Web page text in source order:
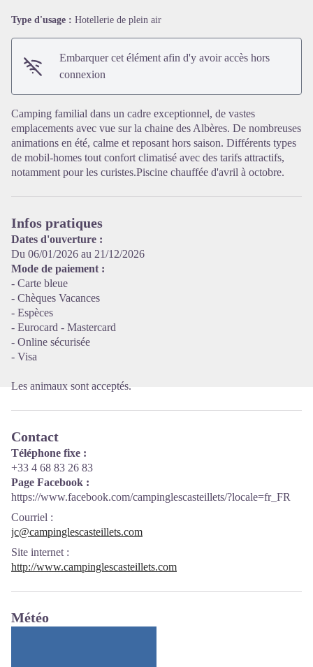
Voir l'image en plein écran
Type d'usage : Hotellerie de plein air
Embarquer cet élément afin d'y avoir accès hors
connexion
Camping familial dans un cadre exceptionnel, de vastes
emplacements avec vue sur la chaine des Albères. De nombreuses
animations en été, calme et reposant hors saison. Différents types
de mobil-homes tout confort climatisé avec des tarifs attractifs,
notamment pour les curistes.Piscine chauffée d'avril à octobre.
Infos pratiques
Dates d'ouverture :
Du 06/01/2026 au 21/12/2026
Mode de paiement :
- Carte bleue
- Chèques Vacances
- Espèces
- Eurocard - Mastercard
- Online sécurisée
- Visa
Les animaux sont acceptés.
Contact
Téléphone fixe :
+33 4 68 83 26 83
Page Facebook :
https://www.facebook.com/campinglescasteillets/?locale=fr_FR
Courriel :
jc@campinglescasteillets.com
Site internet :
http://www.campinglescasteillets.com
Météo